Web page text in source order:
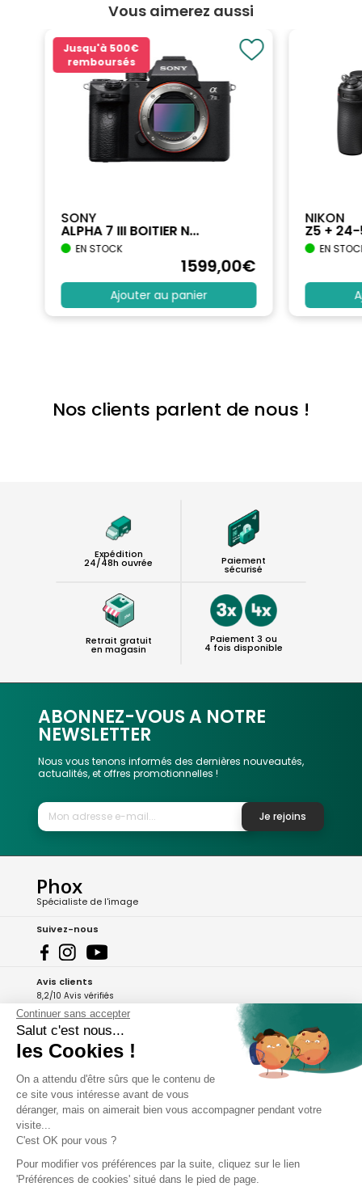
Vous aimerez aussi
Jusqu'à 500€
remboursés
SONY
ALPHA 7 III BOITIER N...
EN STOCK
1599,00€
Ajouter au panier
NIKON
Z5 +
EN
Nos clients parlent de nous !
Expédition
24/48h ouvrée Paiement
sécurisé
Retrait gratuit
en magasin
Paiement 3 ou
4 fois disponible
ABONNEZ-VOUS A NOTRE
NEWSLETTER
Nous vous tenons informés des dernières nouveautés,
actualités, et offres promotionnelles !
Je rejoins
Phox
Spécialiste de l'image
Suivez-nous
Avis clients
8,2/10 Avis vérifiés
L'Appli Phox
A propos de Phox
Services et garanties
Continuer sans accepter
Salut c'est nous...
les Cookies !
On a attendu d'être sûrs que le contenu de
ce site vous intéresse avant de vous
déranger, mais on aimerait bien vous accompagner pendant votre
visite...
C'est OK pour vous ?
Pour modifier vos préférences par la suite, cliquez sur le lien
'Préférences de cookies' situé dans le pied de page.